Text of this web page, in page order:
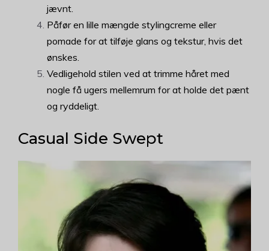
jævnt.
Påfør en lille mængde stylingcreme eller
pomade for at tilføje glans og tekstur, hvis det
ønskes.
Vedligehold stilen ved at trimme håret med
nogle få ugers mellemrum for at holde det pænt
og ryddeligt.
Casual Side Swept